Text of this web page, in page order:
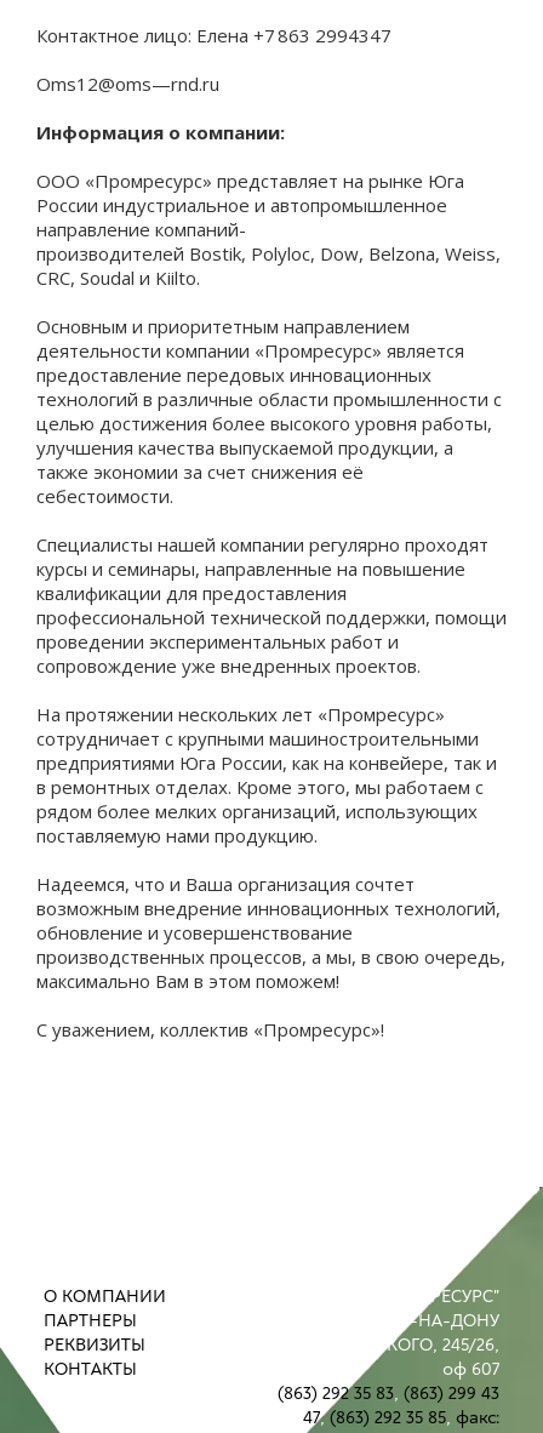
Контактное лицо: Елена +7 863 2994347
Oms12@oms—rnd.ru
Информация о компании:
ООО «Промресурс» представляет на рынке Юга
России индустриальное и автопромышленное
направление компаний-
производителей Bostik, Polyloc, Dow, Belzona, Weiss,
CRC, Soudal и Kiilto.
Основным и приоритетным направлением
деятельности компании «Промресурс» является
предоставление передовых инновационных
технологий в различные области промышленности с
целью достижения более высокого уровня работы,
улучшения качества выпускаемой продукции, а
также экономии за счет снижения её
себестоимости.
Специалисты нашей компании регулярно проходят
курсы и семинары, направленные на повышение
квалификации для предоставления
профессиональной технической поддержки, помощи
проведении экспериментальных работ и
сопровождение уже внедренных проектов.
На протяжении нескольких лет «Промресурс»
сотрудничает с крупными машиностроительными
предприятиями Юга России, как на конвейере, так и
в ремонтных отделах. Кроме этого, мы работаем с
рядом более мелких организаций, использующих
поставляемую нами продукцию.
Надеемся, что и Ваша организация сочтет
возможным внедрение инновационных технологий,
обновление и усовершенствование
производственных процессов, а мы, в свою очередь,
максимально Вам в этом поможем!
С уважением, коллектив «Промресурс»!
О КОМПАНИИ
ПАРТНЕРЫ
РЕКВИЗИТЫ
КОНТАКТЫ
ООО "ПРОМРЕСУРС"
РОСТОВ-НА-ДОНУ
УЛ. М. ГОРЬКОГО, 245/26,
оф 607
(863) 292 35 83 ,(863) 299 43
47,(863) 292 35 85 факс: